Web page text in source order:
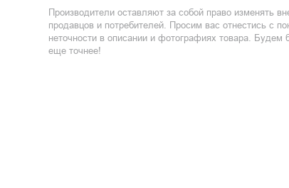
Производители оставляют за собой право изменять
продавцов и потребителей. Просим вас отнестись с
неточности в описании и фотографиях товара. Будем
еще точнее!